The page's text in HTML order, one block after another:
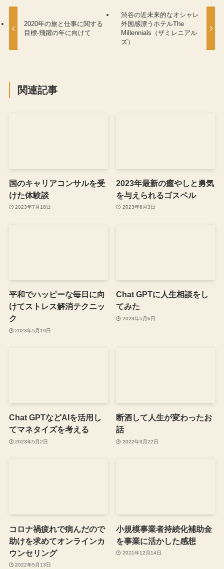
2020年の旅と仕事に関する
目標-飛躍の年に向けて
渋谷の近未来的なオシャレ
外国感漂うホテルThe
Millennials（ザミレニアル
ズ）
関連記事
国のキャリアコンサルを受
けた体験談
2023年7月18日
2023年最新の癒やしと勇気
を与えられるゴスペル
2023年6月3日
平和でハッピーな毎日に向
けてストレス解消テクニッ
ク
2023年5月19日
Chat GPTに人生相談をし
てみた
2023年5月6日
Chat GPTなどAIを活用し
てマネタイズを考える
2023年5月2日
断酒して人生が変わったお
話
2022年9月22日
コロナ禍疲れで病んだので
助けを求めてオンラインカ
ウンセリング
2022年5月13日
小規模事業者持続化補助金
を事業に活かした感想
2021年12月14日